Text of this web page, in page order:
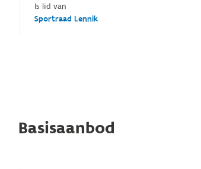
Is lid van
Sportraad Lennik
Basisaanbod